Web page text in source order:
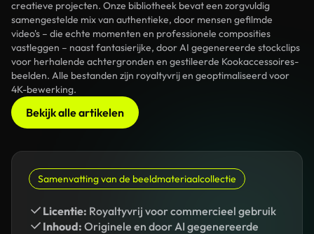
creatieve projecten. Onze bibliotheek bevat een zorgvuldig
samengestelde mix van authentieke, door mensen gefilmde
video's – die echte momenten en professionele composities
vastleggen – naast fantasierijke, door AI gegenereerde stockclips
voor herhalende achtergronden en gestileerde Kookaccessoires-
beelden. Alle bestanden zijn royaltyvrij en geoptimaliseerd voor
4K-bewerking.
Bekijk alle artikelen
Samenvatting van de beeldmateriaalcollectie
Licentie: Royaltyvrij voor commercieel gebruik
Inhoud: Originele en door AI gegenereerde